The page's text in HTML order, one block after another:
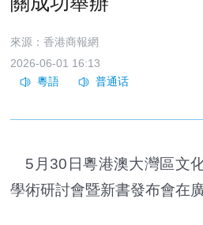
來源：香港商報網
2026-06-01 16:13
5月30日粵港澳大灣區文
學術研討會暨新書發布會在